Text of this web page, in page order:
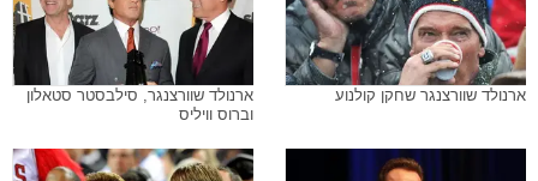
ארנולד שוורצנגר שחקן קולנוע
ארנולד שוורצנגר, סילבסטר סטאלון
וברוס וויליס